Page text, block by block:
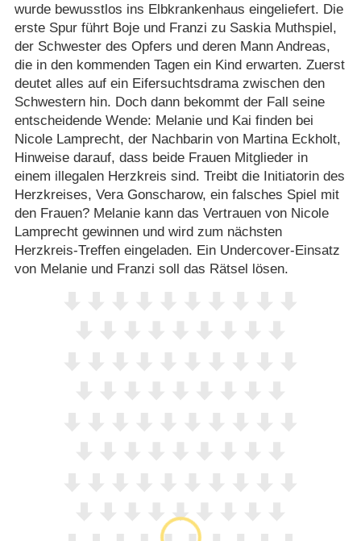
wurde bewusstlos ins Elbkrankenhaus eingeliefert. Die
erste Spur führt Boje und Franzi zu Saskia Muthspiel,
der Schwester des Opfers und deren Mann Andreas,
die in den kommenden Tagen ein Kind erwarten. Zuerst
deutet alles auf ein Eifersuchtsdrama zwischen den
Schwestern hin. Doch dann bekommt der Fall seine
entscheidende Wende: Melanie und Kai finden bei
Nicole Lamprecht, der Nachbarin von Martina Eckholt,
Hinweise darauf, dass beide Frauen Mitglieder in
einem illegalen Herzkreis sind. Treibt die Initiatorin des
Herzkreises, Vera Gonscharow, ein falsches Spiel mit
den Frauen? Melanie kann das Vertrauen von Nicole
Lamprecht gewinnen und wird zum nächsten
Herzkreis-Treffen eingeladen. Ein Undercover-Einsatz
von Melanie und Franzi soll das Rätsel lösen.